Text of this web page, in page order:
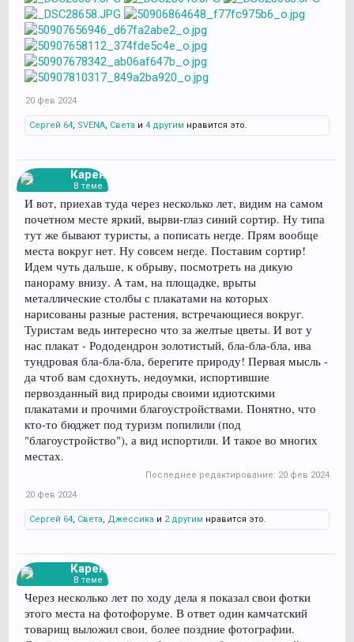
20 фев 2024
Сергей 64 SVENA Света и 4 другим нравится это.
Карен
В теме
И вот, приехав туда через несколько лет, видим на самом
почетном месте яркий, вырви-глаз синий сортир. Ну типа
тут же бывают туристы, а пописать негде. Прям вообще
места вокруг нет. Ну совсем негде. Поставим сортир!
Идем чуть дальше, к обрыву, посмотреть на дикую
панораму внизу. А там, на площадке, врыты
металлические столбы с плакатами на которых
нарисованы разные растения, встречающиеся вокруг.
Туристам ведь интересно что за желтые цветы. И вот у
нас плакат - Рододендрон золотистый, бла-бла-бла, ива
тундровая бла-бла-бла, берегите природу! Первая мысль -
да чтоб вам сдохнуть, недоумки, испортившие
первозданный вид природы своими идиотскими
плакатами и прочими благоустройствами. Понятно, что
кто-то бюджет под туризм попилили (под
"благоустройство"), а вид испортили. И такое во многих
местах.
Последнее редактирование: 20 фев 2024
20 фев 2024
Сергей 64 Света Джессика и 2 другим нравится это.
Карен
В теме
Через несколько лет по ходу дела я показал свои фотки
этого места на фотофоруме. В ответ один камчатский
товарищ выложил свои, более поздние фотографии.